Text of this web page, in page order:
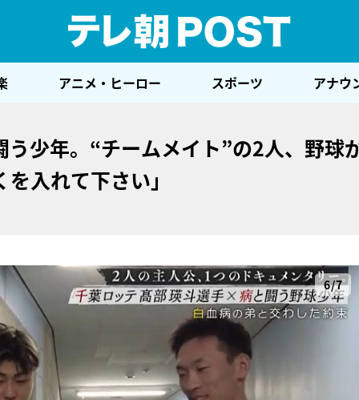
アニメ・ヒーロー スポーツ アナウ
少年。“チームメイト”の2人、野球
入れて下さい」
6/7